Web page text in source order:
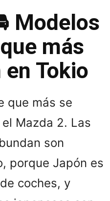
Modelos
más
Tokio
que más se
Mazda 2. Las
son
porque Japón es
coches, y